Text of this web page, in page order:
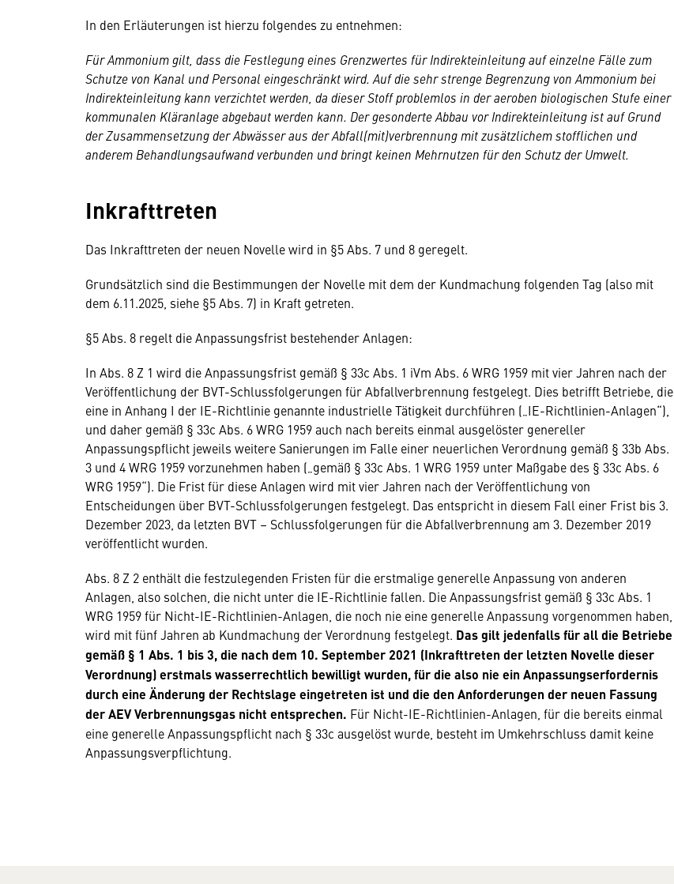
In den Erläuterungen ist hierzu folgendes zu entnehmen:
Für Ammonium gilt, dass die Festlegung eines Grenzwertes für Indirekteinleitung auf einzelne Fälle zum
Schutze von Kanal und Personal eingeschränkt wird. Auf die sehr strenge Begrenzung von Ammonium bei
Indirekteinleitung kann verzichtet werden, da dieser Stoff problemlos in der aeroben biologischen Stufe einer
kommunalen Kläranlage abgebaut werden kann. Der gesonderte Abbau vor Indirekteinleitung ist auf Grund
der Zusammensetzung der Abwässer aus der Abfall(mit)verbrennung mit zusätzlichem stofflichen und
anderem Behandlungsaufwand verbunden und bringt keinen Mehrnutzen für den Schutz der Umwelt.
Inkrafttreten
Das Inkrafttreten der neuen Novelle wird in §5 Abs. 7 und 8 geregelt.
Grundsätzlich sind die Bestimmungen der Novelle mit dem der Kundmachung folgenden Tag (also mit
dem 6.11.2025, siehe §5 Abs. 7) in Kraft getreten.
§5 Abs. 8 regelt die Anpassungsfrist bestehender Anlagen:
In Abs. 8 Z 1 wird die Anpassungsfrist gemäß § 33c Abs. 1 iVm Abs. 6 WRG 1959 mit vier Jahren nach der
Veröffentlichung der BVT-Schlussfolgerungen für Abfallverbrennung festgelegt. Dies betrifft Betriebe, die
eine in Anhang I der IE-Richtlinie genannte industrielle Tätigkeit durchführen („IE-Richtlinien-Anlagen“),
und daher gemäß § 33c Abs. 6 WRG 1959 auch nach bereits einmal ausgelöster genereller
Anpassungspflicht jeweils weitere Sanierungen im Falle einer neuerlichen Verordnung gemäß § 33b Abs.
3 und 4 WRG 1959 vorzunehmen haben („gemäß § 33c Abs. 1 WRG 1959 unter Maßgabe des § 33c Abs. 6
WRG 1959“). Die Frist für diese Anlagen wird mit vier Jahren nach der Veröffentlichung von
Entscheidungen über BVT-Schlussfolgerungen festgelegt. Das entspricht in diesem Fall einer Frist bis 3.
Dezember 2023, da letzten BVT – Schlussfolgerungen für die Abfallverbrennung am 3. Dezember 2019
veröffentlicht wurden.
Abs. 8 Z 2 enthält die festzulegenden Fristen für die erstmalige generelle Anpassung von anderen
Anlagen, also solchen, die nicht unter die IE-Richtlinie fallen. Die Anpassungsfrist gemäß § 33c Abs. 1
WRG 1959 für Nicht-IE-Richtlinien-Anlagen, die noch nie eine generelle Anpassung vorgenommen haben,
wird mit fünf Jahren ab Kundmachung der Verordnung festgelegt. Das gilt jedenfalls für all die Betriebe
gemäß § 1 Abs. 1 bis 3, die nach dem 10. September 2021 (Inkrafttreten der letzten Novelle dieser
Verordnung) erstmals wasserrechtlich bewilligt wurden, für die also nie ein Anpassungserfordernis
durch eine Änderung der Rechtslage eingetreten ist und die den Anforderungen der neuen Fassung
der AEV Verbrennungsgas nicht entsprechen. Für Nicht-IE-Richtlinien-Anlagen, für die bereits einmal
eine generelle Anpassungspflicht nach § 33c ausgelöst wurde, besteht im Umkehrschluss damit keine
Anpassungsverpflichtung.